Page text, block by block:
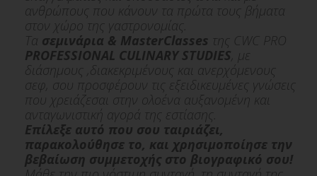
ανθρώπους που κάνουν τα πρώτα τους βήματα
στον χώρο της γαστρονομίας.
Τα σεμινάρια & MasterClasses της CWC PRO
PROFESSIONAL CULINARY STUDIES , με
διάσημους ,διακεκριμένους και ανερχόμενους
σεφ, σου προσφέρουν τις εξειδικευμένες γνώσεις
που χρειάζεσαι στην ολοένα αυξανομένη και
ανταγωνιστική αγορά της εστίασης.
Επίλεξε αυτό που σου ταιριάζει,
παρακολούθησε το, και χρησιμοποίησε την
βεβαίωση συμμετοχής στο βιογραφικό σου!